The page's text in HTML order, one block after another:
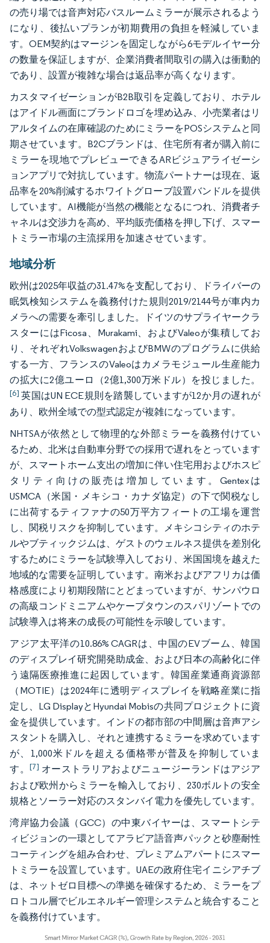
の売り場では音声対応バスルームミラーが展示されるよう
になり、後払いプランが初期費用の負担を軽減していま
す。OEM契約はマージンを固定しながら6モデルイヤー分
の数量を保証しますが、企業消費者間取引の購入は衝動的
であり、設置が複雑な場合は返品率が高くなります。
カスタマイゼーションがB2B取引を定義しており、ホテル
はアイドル画面にブランドロゴを埋め込み、小売業者はリ
アルタイムの在庫確認のためにミラーをPOSシステムと同
期させています。B2Cブランドは、住宅所有者が購入前に
ミラーを現地でプレビューできるARビジュアライゼーシ
ョンアプリで対抗しています。物流パートナーは現在、返
品率を20%削減するホワイトグローブ設置バンドルを提供
しています。AI機能が当然の機能となるにつれ、消費者チ
ャネルは交渉力を高め、平均販売価格を押し下げ、スマー
トミラー市場の主流採用を加速させています。
地域分析
欧州は2025年収益の31.47%を支配しており、ドライバーの
眠気検知システムを義務付けた規則2019/2144号が車内カ
メラへの需要を牽引しました。ドイツのサプライヤークラ
スターにはFicosa、Murakami、およびValeoが集積してお
り、それぞれVolkswagenおよびBMWのプログラムに供給
する一方、フランスのValeoはカメラモジュール生産能力
の拡大に2億ユーロ（2億1,300万米ドル）を投じました。
[6] 英国はUN ECE規則を踏襲していますが12か月の遅れが
あり、欧州全域での型式認定が複雑になっています。
NHTSAが依然として物理的な外部ミラーを義務付けてい
るため、北米は自動車分野での採用で遅れをとっています
が、スマートホーム支出の増加に伴い住宅用およびホスピ
タリティ向けの販売は増加しています。Gentexは
USMCA（米国・メキシコ・カナダ協定）の下で関税なし
に出荷するティファナの50万平方フィートの工場を運営
し、関税リスクを抑制しています。メキシコシティのホテ
ルやブティックジムは、ゲストのウェルネス提供を差別化
するためにミラーを試験導入しており、米国国境を越えた
地域的な需要を証明しています。南米およびアフリカは価
格感度により初期段階にとどまっていますが、サンパウロ
の高級コンドミニアムやケープタウンのスパリゾートでの
試験導入は将来の成長の可能性を示唆しています。
アジア太平洋の10.86% CAGRは、中国のEVブーム、韓国
のディスプレイ研究開発助成金、および日本の高齢化に伴
う遠隔医療推進に起因しています。韓国産業通商資源部
（MOTIE）は2024年に透明ディスプレイを戦略産業に指
定し、LG DisplayとHyundai Mobisの共同プロジェクトに資
金を提供しています。インドの都市部の中間層は音声アシ
スタントを購入し、それと連携するミラーを求めています
が、1,000米ドルを超える価格帯が普及を抑制していま
す。[7] オーストラリアおよびニュージーランドはアジア
および欧州からミラーを輸入しており、230ボルトの安全
規格とソーラー対応のスタンバイ電力を優先しています。
湾岸協力会議（GCC）の中東バイヤーは、スマートシテ
ィビジョンの一環としてアラビア語音声パックと砂塵耐性
コーティングを組み合わせ、プレミアムアパートにスマー
トミラーを設置しています。UAEの政府住宅イニシアチブ
は、ネットゼロ目標への準拠を確保するため、ミラーをプ
ロトコル層でビルエネルギー管理システムと統合すること
を義務付けています。